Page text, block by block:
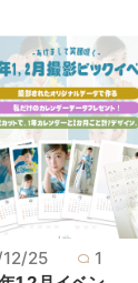
25
1